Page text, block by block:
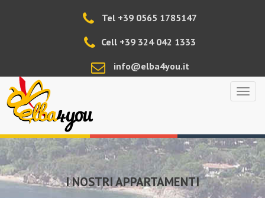
Tel +39 0565 1785147
Cell +39 324 042 1333
info@elba4you.it
I NOSTRI APPARTAMENTI